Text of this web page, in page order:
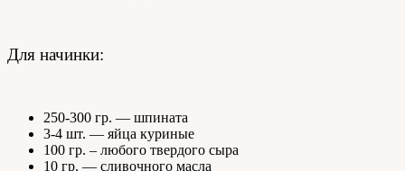
Для начинки:
250-300 гр. — шпината
3-4 шт. — яйца куриные
100 гр. – любого твердого сыра
10 гр. — сливочного масла